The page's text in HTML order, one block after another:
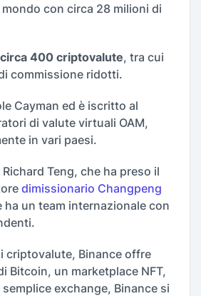
con circa 28 milioni di
400 criptovalute, tra cui
commissione ridotti.
Cayman ed è iscritto al
di valute virtuali OAM,
in vari paesi.
Teng, che ha preso il
dimissionario Changpeng
ha un team internazionale con
criptovalute, Binance offre
Bitcoin, un marketplace NFT,
exchange, Binance si